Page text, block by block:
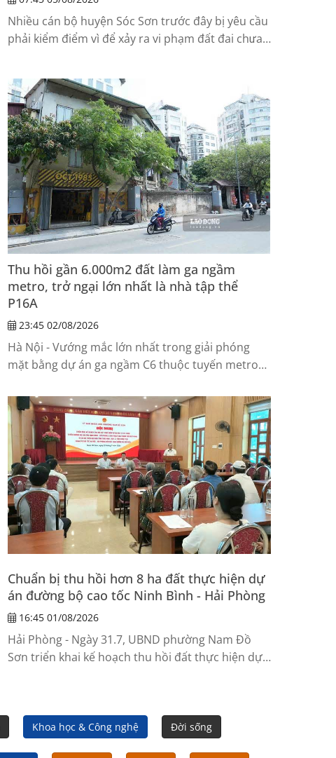
Nhiều cán bộ huyện Sóc Sơn trước đây bị yêu cầu
phải kiểm điểm vì để xảy ra vi phạm đất đai chưa
Thu hồi gần 6.000m2 đất làm ga ngầm
metro, trở ngại lớn nhất là nhà tập thể
P16A
23:45 02/08/2026
Hà Nội - Vướng mắc lớn nhất trong giải phóng
mặt bằng dự án ga ngầm C6 thuộc tuyến metro
Chuẩn bị thu hồi hơn 8 ha đất thực hiện dự
án đường bộ cao tốc Ninh Bình - Hải Phòng
16:45 01/08/2026
Hải Phòng - Ngày 31.7, UBND phường Nam Đồ
Sơn triển khai kế hoạch thu hồi đất thực hiện dự
Khoa học & Công nghệ Đời sống